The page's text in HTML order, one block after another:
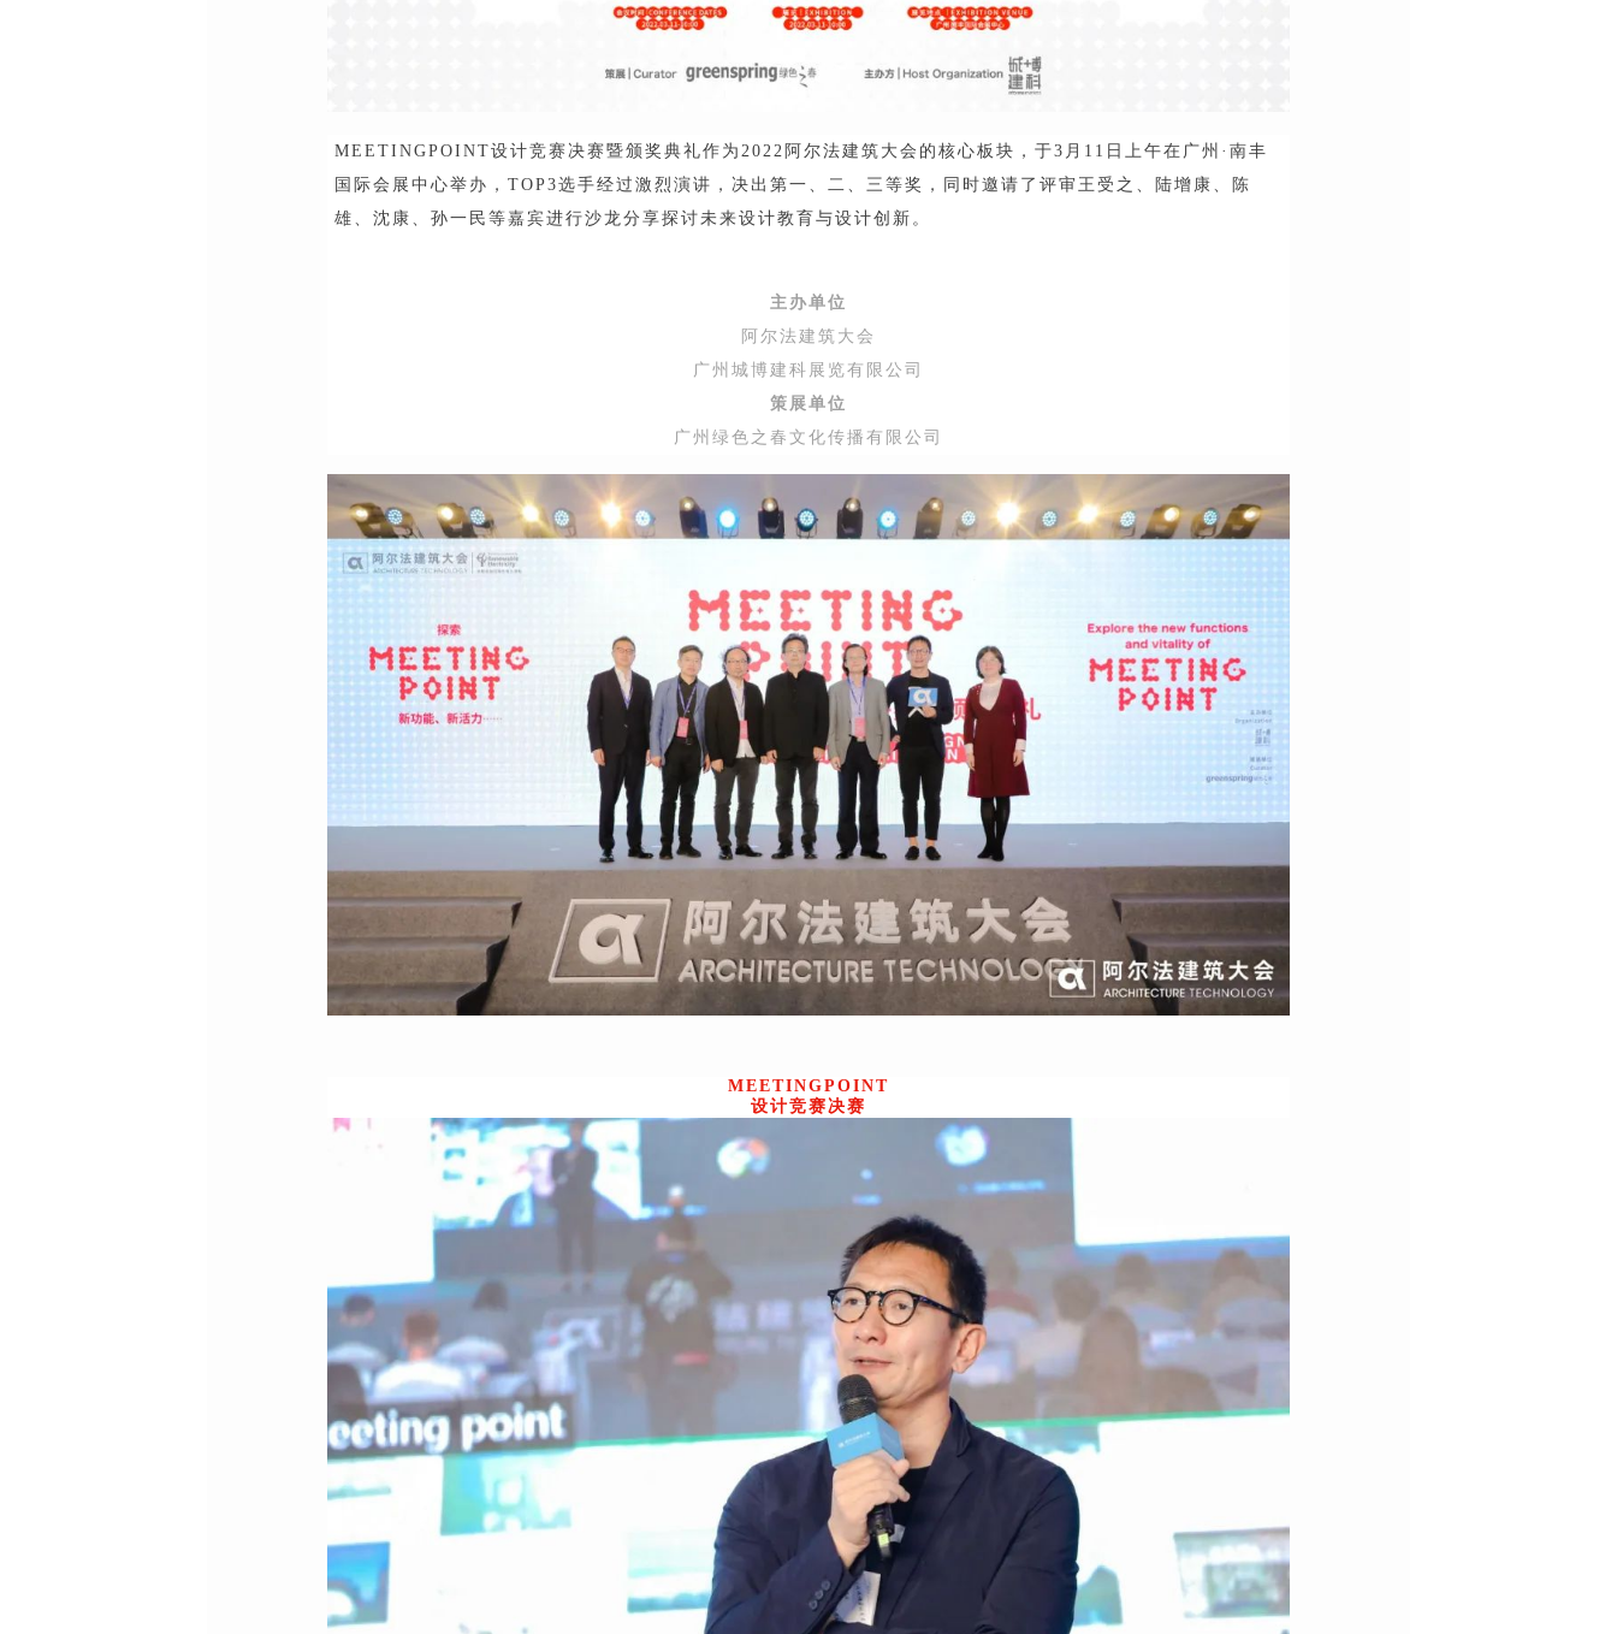
MEETINGPOINT设计竞赛决赛暨颁奖典礼作为2022阿尔法建筑大会的核心板块，于3月11日上午在广州·南丰
国际会展中心举办，TOP3选手经过激烈演讲，决出第一、二、三等奖，同时邀请了评审王受之、陆增康、陈
雄、沈康、孙一民等嘉宾进行沙龙分享探讨未来设计教育与设计创新。
主办单位
阿尔法建筑大会
广州城博建科展览有限公司
策展单位
广州绿色之春文化传播有限公司
MEETINGPOINT
设计竞赛决赛